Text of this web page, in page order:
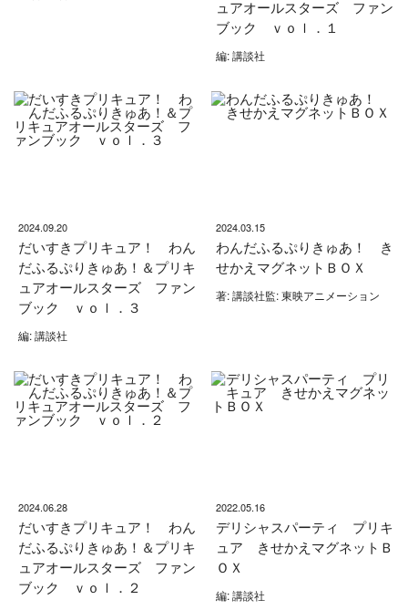
ュアオールスターズ ファン
ブック ｖｏｌ．１
編: 講談社
2024.09.20
だいすきプリキュア！ わん
だふるぷりきゅあ！＆プリキ
ュアオールスターズ ファン
ブック ｖｏｌ．３
編: 講談社
2024.03.15
わんだふるぷりきゅあ！ き
せかえマグネットＢＯＸ
著: 講談社監: 東映アニメーション
2024.06.28
だいすきプリキュア！ わん
だふるぷりきゅあ！＆プリキ
ュアオールスターズ ファン
ブック ｖｏｌ．２
2022.05.16
デリシャスパーティ プリキ
ュア きせかえマグネットＢ
ＯＸ
編: 講談社